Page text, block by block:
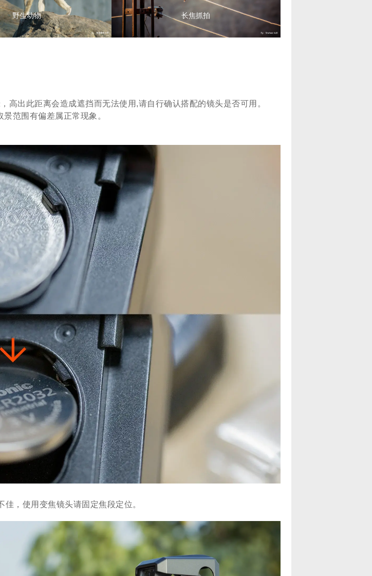
野生动物 长焦抓拍
出此距离会造成遮挡而无法使用,请自行确认搭配的镜头是否可用。
范围有偏差属正常现象。
，使用变焦镜头请固定焦段定位。